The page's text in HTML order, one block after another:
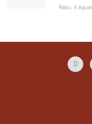
Rabu, 5